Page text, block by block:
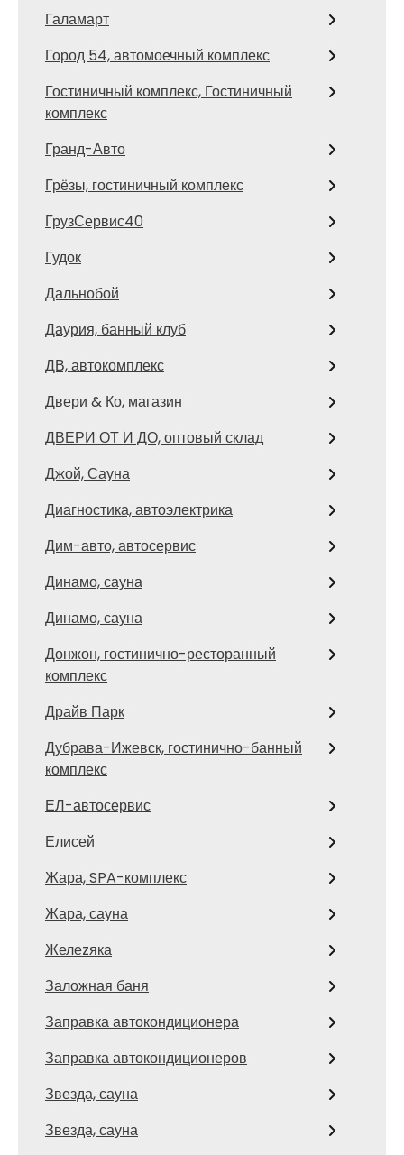
Галамарт
Город 54, автомоечный комплекс
Гостиничный комплекс, Гостиничный
комплекс
Гранд-Авто
Грёзы, гостиничный комплекс
ГрузСервис40
Гудок
Дальнобой
Даурия, банный клуб
ДВ, автокомплекс
Двери & Ко, магазин
ДВЕРИ ОТ И ДО, оптовый склад
Джой, Сауна
Диагностика, автоэлектрика
Дим-авто, автосервис
Динамо, сауна
Динамо, сауна
Донжон, гостинично-ресторанный
комплекс
Драйв Парк
Дубрава-Ижевск, гостинично-банный
комплекс
ЕЛ-автосервис
Елисей
Жара, SPA-комплекс
Жара, сауна
Желеzяка
Заложная баня
Заправка автокондиционера
Заправка автокондиционеров
Звезда, сауна
Звезда, сауна